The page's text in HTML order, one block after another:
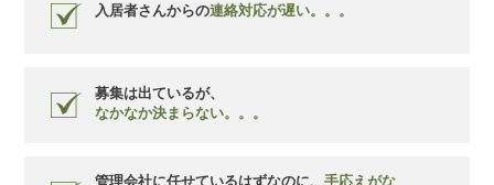
入居者さんからの連絡対応が遅い。。。
募集は出ているが、
なかなか決まらない。。。
管理会社に任せているはずなのに、 手応えがな